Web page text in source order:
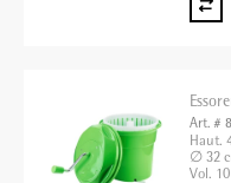
Art. #
Haut.
∅ 32
Vol. 10